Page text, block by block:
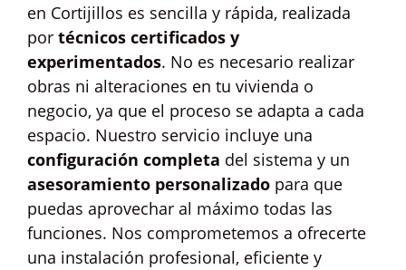
en Cortijillos es sencilla y rápida, realizada
por técnicos certificados y
experimentados. No es necesario realizar
obras ni alteraciones en tu vivienda o
negocio, ya que el proceso se adapta a cada
espacio. Nuestro servicio incluye una
configuración completa del sistema y un
asesoramiento personalizado para que
puedas aprovechar al máximo todas las
funciones. Nos comprometemos a ofrecerte
una instalación profesional, eficiente y